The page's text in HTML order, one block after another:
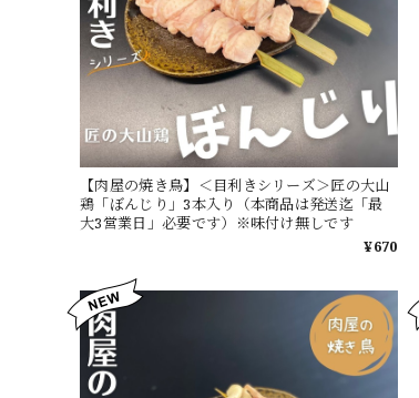
【肉屋の焼き鳥】＜目利きシリーズ＞匠の大山
鶏「ぼんじり」3本入り（本商品は発送迄「最
大3営業日」必要です）※味付け無しです
¥670